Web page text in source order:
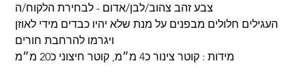
צבע זהב צהוב/לבן/אדום - לבחירת הלקוח/ה
העגילים חלולים מבפנים על מנת שלא יהיו כבדים מידי לאוזן
ויגרמו להרחבת חורים
מידות : קוטר צינור כ4 מ״מ, קוטר חיצוני כ20 מ״מ